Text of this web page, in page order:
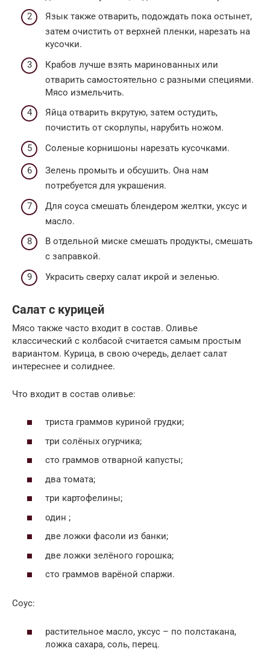
Язык также отварить, подождать пока остынет,
затем очистить от верхней пленки, нарезать на
кусочки.
Крабов лучше взять маринованных или
отварить самостоятельно с разными специями.
Мясо измельчить.
Яйца отварить вкрутую, затем остудить,
почистить от скорлупы, нарубить ножом.
Соленые корнишоны нарезать кусочками.
Зелень промыть и обсушить. Она нам
потребуется для украшения.
Для соуса смешать блендером желтки, уксус и
масло.
В отдельной миске смешать продукты, смешать
с заправкой.
Украсить сверху салат икрой и зеленью.
Салат с курицей
Мясо также часто входит в состав. Оливье
классический с колбасой считается самым простым
вариантом. Курица, в свою очередь, делает салат
интереснее и солиднее.
Что входит в состав оливье:
триста граммов куриной грудки;
три солёных огурчика;
сто граммов отварной капусты;
два томата;
три картофелины;
один ;
две ложки фасоли из банки;
две ложки зелёного горошка;
сто граммов варёной спаржи.
Соус:
растительное масло, уксус – по полстакана,
ложка сахара, соль, перец.